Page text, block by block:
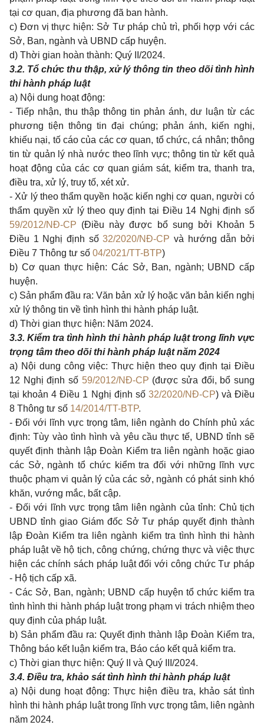
tại cơ quan, địa phương đã ban hành.
c) Đơn vị thực hiện: Sở Tư pháp chủ trì, phối hợp với các
Sở, Ban, ngành và UBND cấp huyện.
d) Thời gian hoàn thành: Quý II/2024.
3.2. Tổ chức thu thập, xử lý thông tin theo dõi tình hình
thi hành pháp luật
a) Nội dung hoạt động:
- Tiếp nhận, thu thập thông tin phản ánh, dư luận từ các
phương tiện thông tin đại chúng; phản ánh, kiến nghị,
khiếu nại, tố cáo của các cơ quan, tổ chức, cá nhân; thông
tin từ quản lý nhà nước theo lĩnh vực; thông tin từ kết quả
hoạt động của các cơ quan giám sát, kiểm tra, thanh tra,
điều tra, xử lý, truy tố, xét xử.
- Xử lý theo thẩm quyền hoặc kiến nghị cơ quan, người có
thẩm quyền xử lý theo quy định tại Điều 14 Nghị định số
59/2012/NĐ-CP (Điều này được bổ sung bởi Khoản 5
Điều 1 Nghị định số32/2020/NĐ-CP và hướng dẫn bởi
Điều 7 Thông tư số 04/2021/TT-BTP)
b) Cơ quan thực hiện: Các Sở, Ban, ngành; UBND cấp
huyện.
c) Sản phẩm đầu ra: Văn bản xử lý hoặc văn bản kiến nghị
xử lý thông tin về tình hình thi hành pháp luật.
d) Thời gian thực hiện: Năm 2024.
3.3. Kiểm tra tình hình thi hành pháp luật trong lĩnh vực
trọng tâm theo dõi thi hành pháp luật năm 2024
a) Nội dung công việc: Thực hiện theo quy định tại Điều
12 Nghị định số 59/2012/NĐ-CP (được sửa đổi, bổ sung
tại khoản 4 Điều 1 Nghị định số 32/2020/NĐ-CP) và Điều
8 Thông tư số 14/2014/TT-BTP.
- Đối với lĩnh vực trọng tâm, liên ngành do Chính phủ xác
định: Tùy vào tình hình và yêu cầu thực tế, UBND tỉnh sẽ
quyết định thành lập Đoàn Kiểm tra liên ngành hoặc giao
các Sở, ngành tổ chức kiểm tra đối với những lĩnh vực
thuộc phạm vi quản lý của các sở, ngành có phát sinh khó
khăn, vướng mắc, bất cập.
- Đối với lĩnh vực trọng tâm liên ngành của tỉnh: Chủ tịch
UBND tỉnh giao Giám đốc Sở Tư pháp quyết định thành
lập Đoàn Kiểm tra liên ngành kiểm tra tình hình thi hành
pháp luật về hộ tịch, công chứng, chứng thực và việc thực
hiện các chính sách pháp luật đối với công chức Tư pháp
- Hộ tịch cấp xã.
- Các Sở, Ban, ngành; UBND cấp huyện tổ chức kiểm tra
tình hình thi hành pháp luật trong phạm vi trách nhiệm theo
quy định của pháp luật.
b) Sản phẩm đầu ra: Quyết định thành lập Đoàn Kiểm tra,
Thông báo kết luận kiểm tra, Báo cáo kết quả kiểm tra.
c) Thời gian thực hiện: Quý II và Quý III/2024.
3.4. Điều tra, khảo sát tình hình thi hành pháp luật
a) Nội dung hoạt động: Thực hiện điều tra, khảo sát tình
hình thi hành pháp luật trong lĩnh vực trọng tâm, liên ngành
năm 2024.